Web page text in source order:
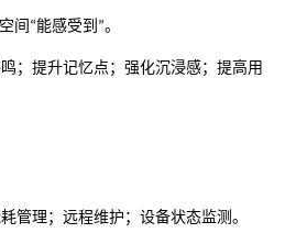
间 “能感受到 ”。
；提升记忆点；强化沉浸感；提高用
管理；远程维护；设备状态监测。